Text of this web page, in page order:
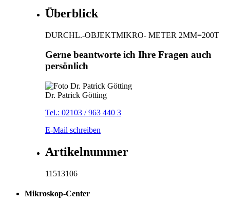
Überblick
DURCHL.-OBJEKTMIKRO- METER 2MM=200T
Gerne beantworte ich Ihre Fragen auch
persönlich
Dr. Patrick Götting
Tel.: 02103 / 963 440 3
E-Mail schreiben
Artikelnummer
11513106
Mikroskop-Center